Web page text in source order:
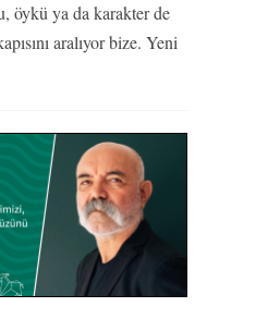
öykü ya da karakter de
aralıyor bize. Yeni